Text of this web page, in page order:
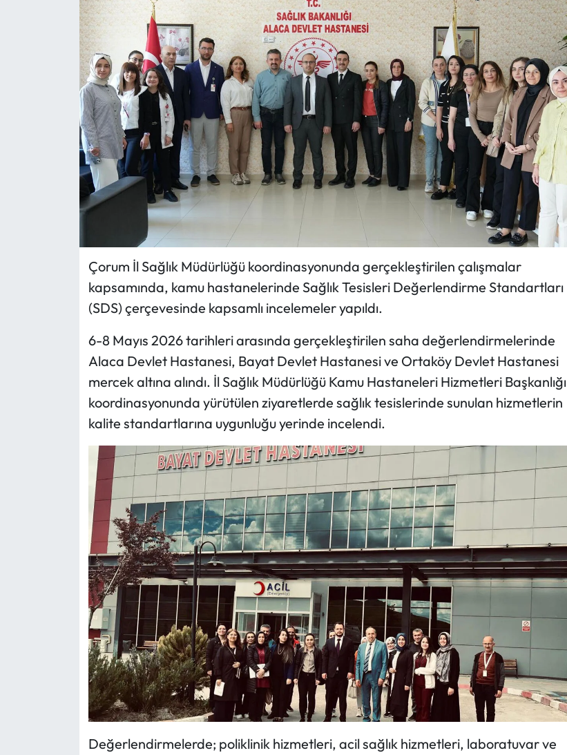
Çorum İl Sağlık Müdürlüğü koordinasyonunda gerçekleştirilen çalışmalar
kapsamında, kamu hastanelerinde Sağlık Tesisleri Değerlendirme Standartları
(SDS) çerçevesinde kapsamlı incelemeler yapıldı.
6-8 Mayıs 2026 tarihleri arasında gerçekleştirilen saha değerlendirmelerinde
Alaca Devlet Hastanesi, Bayat Devlet Hastanesi ve Ortaköy Devlet Hastanesi
mercek altına alındı. İl Sağlık Müdürlüğü Kamu Hastaneleri Hizmetleri Başkanlığı
koordinasyonunda yürütülen ziyaretlerde sağlık tesislerinde sunulan hizmetlerin
kalite standartlarına uygunluğu yerinde incelendi.
Değerlendirmelerde; poliklinik hizmetleri, acil sağlık hizmetleri, laboratuvar ve
Ekonomi
İskilip Haberleri
Kargı Haberleri
Kimdir?
Laçin Haberleri
Mecitözü Haberleri
Oğuzlar Haberleri
Ortaköy Haberleri
Osmancık Haberleri
Resmi İlan
Resmi Reklam
Sungurlu Haberleri